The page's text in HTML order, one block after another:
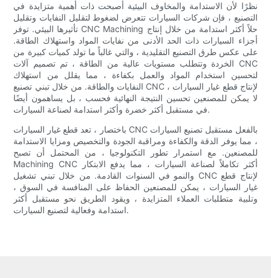
نظرًا لأن الاستدامة والمخاوف البيئية أصبحت ذات أهمية متزايدة في
التصنيع ، فإن شركات السيارات تتعرض لضغوط لتقليل النفايات وتقليل
تأثيرها البيئي. توفر CNC Machining حلاً أكثر استدامة من خلال إنتاج
أجزاء السيارات ذات الحد الأدنى من نفايات المواد واستهلاك الطاقة.
على عكس طرق التصنيع التقليدية ، والتي غالباً ما تولد كميات كبيرة من
الخردة وتتطلب مستويات عالية من الطاقة ، تم تصميم آلات CNC
لتحسين استخدام المواد والعمل بكفاءة ، مما يقلل من استهلاك
النفايات والطاقة. من خلال تبني تصنيع CNC لإنتاج قطع غيار السيارات ،
لا يمكن للمصنعين تحسين النتيجة النهائية فحسب ، بل يساهمون أيضًا
في مستقبل أكثر خضرة وأكثر استدامة لصناعة السيارات.
باختصار ، تعد قطع غيار السيارات CNC بالفعل مستقبل تصنيع السيارات
، مما يوفر الدقة والكفاءة ومراقبة الجودة والتخصيص ومزايا الاستدامة
للمصنعين. مع استمرار تطور التكنولوجيا ، من المحتمل أن تصبح
Machining CNC أكثر تكاملاً لصناعة السيارات ، مما يدفع الابتكار
والنمو في السنوات القادمة. من خلال تبني تشغيل CNC لإنتاج قطع
غيار السيارات ، يمكن للمصنعين الحفاظ على المنافسة في السوق ،
وتلبية متطلبات العملاء المتزايدة ، ويقود الطريق نحو مستقبل أكثر
استدامة وفعالية لتصنيع السيارات.